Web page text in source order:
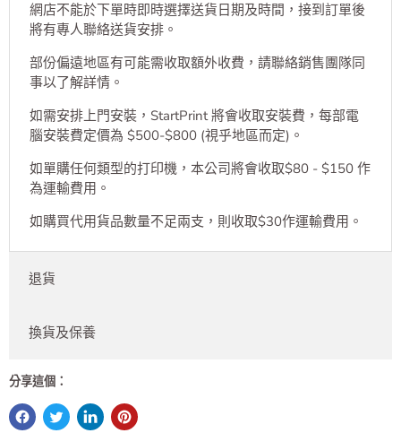
網店不能於下單時即時選擇送貨日期及時間，接到訂單後
將有專人聯絡送貨安排。
部份偏遠地區有可能需收取額外收費，請聯絡銷售團隊同
事以了解詳情。
如需安排上門安裝，StartPrint 將會收取安裝費，每部電
腦安裝費定價為 $500-$800 (視乎地區而定)。
如單購任何類型的打印機，本公司將會收取$80 - $150 作
為運輸費用。
如購買代用貨品數量不足兩支，則收取$30作運輸費用。
退貨
換貨及保養
分享這個：